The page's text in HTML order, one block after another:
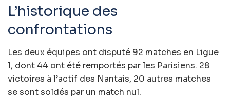
L’historique des
confrontations
Les deux équipes ont disputé 92 matches en Ligue
1, dont 44 ont été remportés par les Parisiens. 28
victoires à l’actif des Nantais, 20 autres matches
se sont soldés par un match nul.